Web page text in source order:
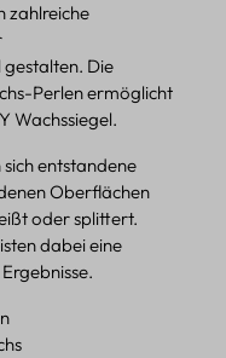
zahlreiche
Die
Perlen ermöglicht
Wachssiegel.
entstandene
Oberflächen
oder splittert.
dabei eine